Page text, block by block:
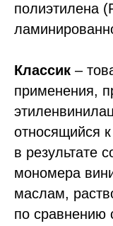
полиэтилена
Классик –
применения,
относящийся
в результате
мономера
маслам,
по сравнению